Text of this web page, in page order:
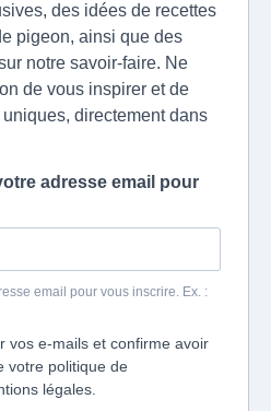
des idées de recettes
pigeon, ainsi que des
notre savoir-faire. Ne
de vous inspirer et de
directement dans
adresse email pour
email pour vous inscrire. Ex. :
vos e-mails et confirme avoir
votre politique de
légales.